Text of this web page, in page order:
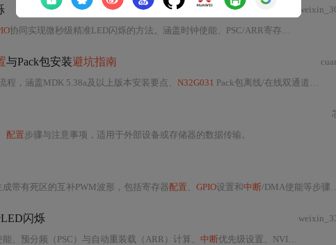
协同实现微秒级精准LED闪烁的方法。涵盖时钟使能、PSC/ARR寄存器
与Pack包安装避坑指南
程，涵盖MDK 5.38a及以上版本安装要点、 N32G031 Pack包离线/在线双通道安装方法与排错技巧、基于
配置步骤与注意事项，适用于外部设备或存储器的数据传输。
成带有死区的互补PWM波形，包括寄存器配置 、 GPIO设置和中断/DMA使能等步骤。示例代码展示了如何通过寄存器初始化TIM
闪烁
、预分频（PSC）与自动重装载（ARR）计算、 中断优先级设置、NVIC 配置